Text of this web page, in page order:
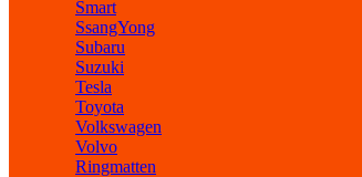
Smart
SsangYong
Subaru
Suzuki
Tesla
Toyota
Volkswagen
Volvo
Ringmatten